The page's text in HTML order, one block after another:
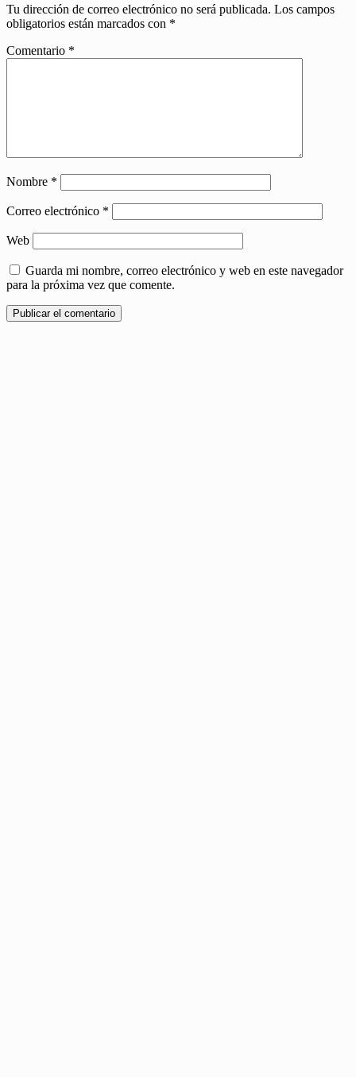
Tu dirección de correo electrónico no será publicada. Los campos
obligatorios están marcados con *
Comentario *
Nombre *
Correo electrónico *
Web
Guarda mi nombre, correo electrónico y web en este navegador
para la próxima vez que comente.